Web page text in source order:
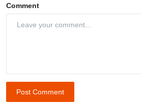
Comment
Post Comment